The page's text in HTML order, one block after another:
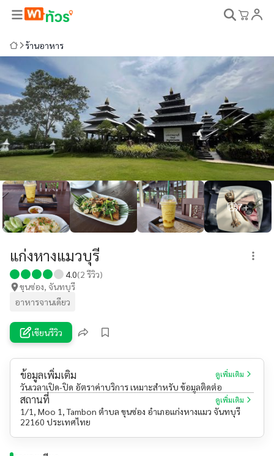
ร้านอาหาร
7+
แก่งหางแมวบุรี
4.0(2 รีวิว)
ขุนซ่อง, จันทบุรี
อาหารจานเดียว
เขียนรีวิว
ข้อมูลเพิ่มเติม ดูเพิ่มเติม
วันเวลาเปิด-ปิด อัตราค่าบริการ เหมาะสำหรับ ข้อมูลติดต่อ
สถานที่ ดูเพิ่มเติม
1/1, Moo 1, Tambon ตำบล ขุนซ่อง อำเภอแก่งหางแมว จันทบุรี
22160 ประเทศไทย